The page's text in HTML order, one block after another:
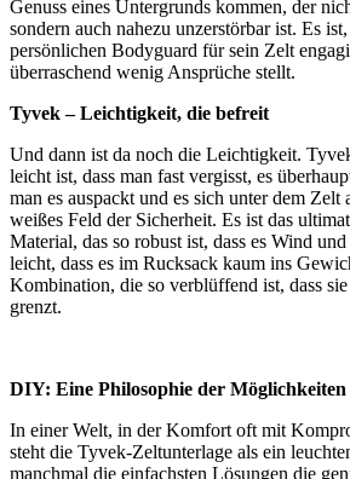
Genuss eines Untergrunds kommen, der
sondern auch nahezu unzerstörbar ist. Es
persönlichen Bodyguard für sein Zelt
überraschend wenig Ansprüche stellt.
Tyvek – Leichtigkeit, die befreit
Und dann ist da noch die Leichtigkeit.
leicht ist, dass man fast vergisst, es
man es auspackt und es sich unter dem Zelt
weißes Feld der Sicherheit. Es ist das
Material, das so robust ist, dass es Wind
leicht, dass es im Rucksack kaum ins
Kombination, die so verblüffend ist, dass
grenzt.
DIY: Eine Philosophie der Möglichkeiten
In einer Welt, in der Komfort oft mit
steht die Tyvek-Zeltunterlage als ein
manchmal die einfachsten Lösungen die